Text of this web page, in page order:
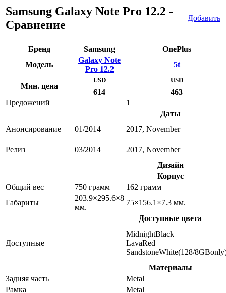
Samsung Galaxy Note Pro 12.2 -
Сравнение
Добавить
Бренд Samsung
OnePlus
Модель
Galaxy Note
Pro 12.2
5t
Мин. цена
USD
614
USD
463
Предожений
1
Даты
Анонсирование
01/2014 2017, November
Релиз 03/2014
2017, November
Дизайн
Корпус
Общий вес
750 грамм
162 грамм
Габариты
203.9×295.6×8
мм.
75×156.1×7.3 мм.
Доступные цвета
Доступные
MidnightBlack
LavaRed
SandstoneWhite(128/
Материалы
Задняя часть
Metal
Рамка
Metal